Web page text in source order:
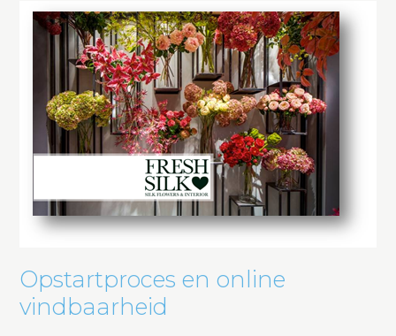
Opstartproces en online
vindbaarheid